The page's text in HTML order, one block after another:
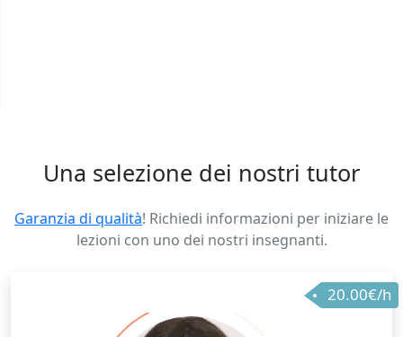
Una selezione dei nostri tutor
Garanzia di qualità! Richiedi informazioni per iniziare le
lezioni con uno dei nostri insegnanti.
20.00€/h